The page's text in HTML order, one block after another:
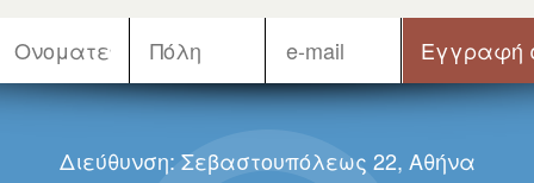
Διεύθυνση: Σεβαστουπόλεως 22, Αθήνα